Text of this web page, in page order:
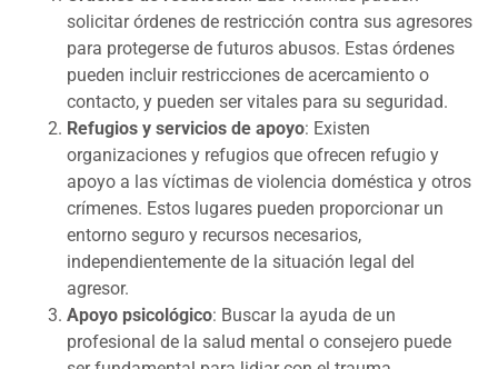
solicitar órdenes de restricción contra sus agresores
para protegerse de futuros abusos. Estas órdenes
pueden incluir restricciones de acercamiento o
contacto, y pueden ser vitales para su seguridad.
Refugios y servicios de apoyo: Existen
organizaciones y refugios que ofrecen refugio y
apoyo a las víctimas de violencia doméstica y otros
crímenes. Estos lugares pueden proporcionar un
entorno seguro y recursos necesarios,
independientemente de la situación legal del
agresor.
Apoyo psicológico: Buscar la ayuda de un
profesional de la salud mental o consejero puede